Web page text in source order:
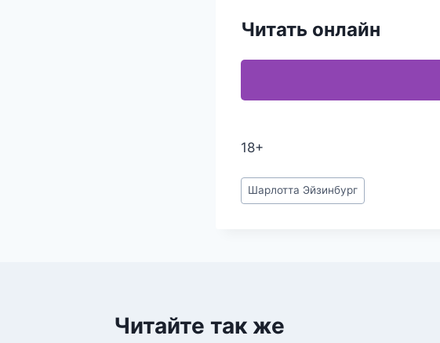
Читать онлайн
18+
Метки
записи:
Шарлотта Эйзинбург
Читайте так же